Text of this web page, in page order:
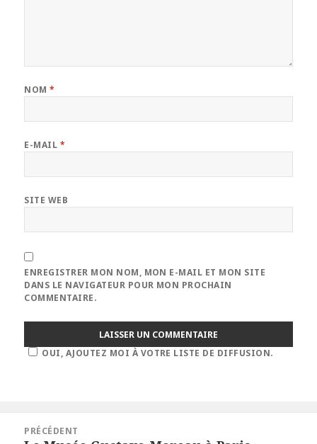
NOM*
E-MAIL *
SITE WEB
ENREGISTRER MON NOM, MON E-MAIL ET MON SITE
DANS LE NAVIGATEUR POUR MON PROCHAIN
COMMENTAIRE.
OUI, AJOUTEZ MOI À VOTRE LISTE DE DIFFUSION.
PRÉCÉDENT